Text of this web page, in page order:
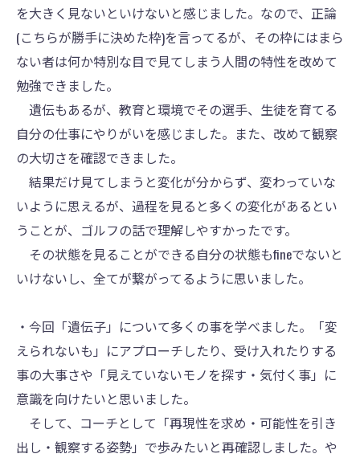
を大きく見ないといけないと感じました。なので、正論
(こちらが勝手に決めた枠)を言ってるが、その枠にはまら
ない者は何か特別な目で見てしまう人間の特性を改めて
勉強できました。
遺伝もあるが、教育と環境でその選手、生徒を育てる
自分の仕事にやりがいを感じました。また、改めて観察
の大切さを確認できました。
結果だけ見てしまうと変化が分からず、変わっていな
いように思えるが、過程を見ると多くの変化があるとい
うことが、ゴルフの話で理解しやすかったです。
その状態を見ることができる自分の状態もfineでないと
いけないし、全てが繋がってるように思いました。
・今回「遺伝子」について多くの事を学べました。「変
えられないも」にアプローチしたり、受け入れたりする
事の大事さや「見えていないモノを探す・気付く事」に
意識を向けたいと思いました。
そして、コーチとして「再現性を求め・可能性を引き
出し・観察する姿勢」で歩みたいと再確認しました。や